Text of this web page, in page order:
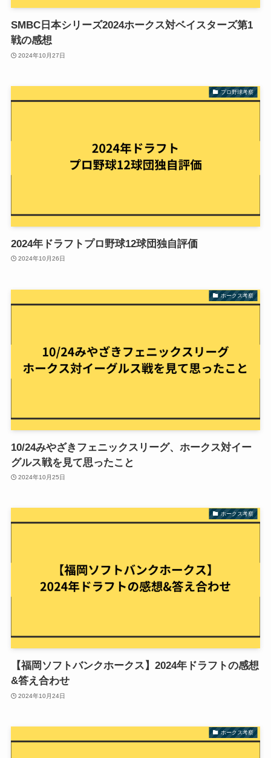
SMBC日本シリーズ2024ホークス対ベイスターズ第1
戦の感想
2024年10月27日
プロ野球考察
2024年ドラフトプロ野球12球団独自評価
2024年10月26日
ホークス考察
10/24みやざきフェニックスリーグ、ホークス対イー
グルス戦を見て思ったこと
2024年10月25日
ホークス考察
【福岡ソフトバンクホークス】2024年ドラフトの感想
&答え合わせ
2024年10月24日
ホークス考察